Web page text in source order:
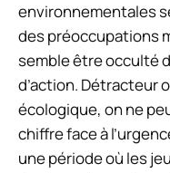
environnementales
des préoccupations
semble être occulté
d’action. Détracteur
écologique, on ne
chiffre face à
une période où les